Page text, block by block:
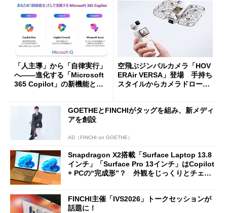
「人主導」から「自律実行」
へ――進化する「Microsoft
365 Copilot」の新機能とエ
空飛ぶジンバルカメラ「HOV
ERAir VERSA」登場 手持ち
スタイルからカメラドローン
GOETHEとFINCHIがタッグを組み、新メディ
アを創設
AD（FINCHI on GOETHE）
Snapdragon X2搭載「Surface Laptop 13.8
インチ」「Surface Pro 13インチ」はCopilot
+ PCの“完成形”？ 外観をじっくりとチェッ
FINCHI主催「IVS2026」トークセッションが
話題に！